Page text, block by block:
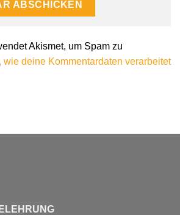
Akismet, um Spam zu
wie deine Kommentardaten verarbeitet